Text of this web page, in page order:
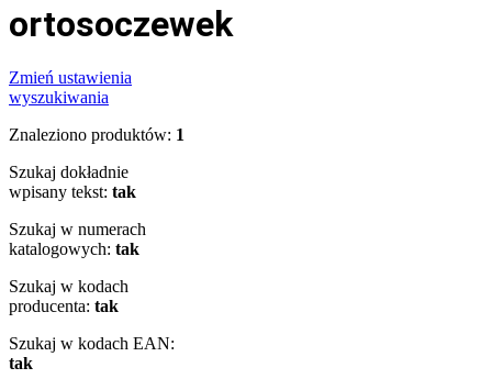
ortosoczewek
Zmień ustawienia
wyszukiwania
Znaleziono produktów: 1
Szukaj dokładnie
wpisany tekst: tak
Szukaj w numerach
katalogowych: tak
Szukaj w kodach
producenta: tak
Szukaj w kodach EAN:
tak